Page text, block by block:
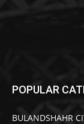
POPULAR
BULANDSHAHR